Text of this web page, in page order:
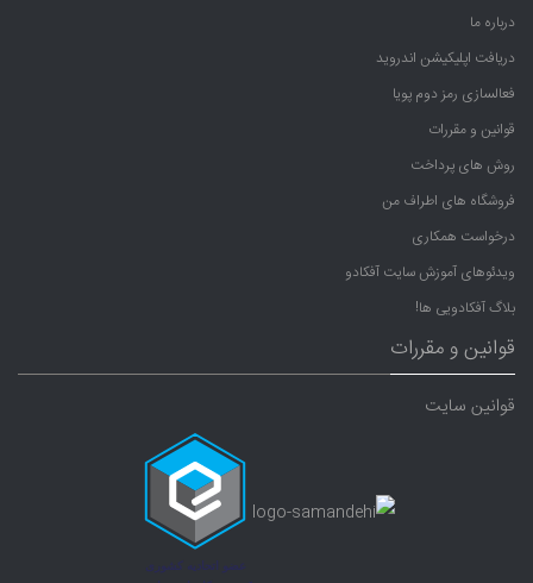
درباره ما
دریافت اپلیکیشن اندروید
فعالسازی رمز دوم پویا
قوانین و مقررات
روش های پرداخت
فروشگاه های اطراف من
درخواست همکاری
ویدئوهای آموزش سایت آفکادو
بلاگ آفکادویی ها!
قوانین و مقررات
قوانین سایت